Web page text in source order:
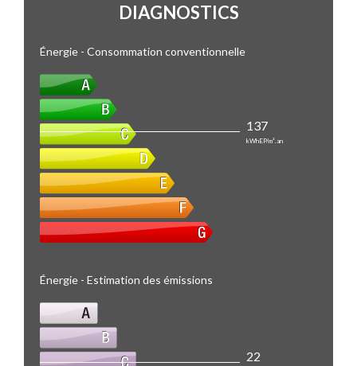
DIAGNOSTICS
Énergie - Consommation conventionnelle
137
kWhEP/m².an
Énergie - Estimation des émissions
22